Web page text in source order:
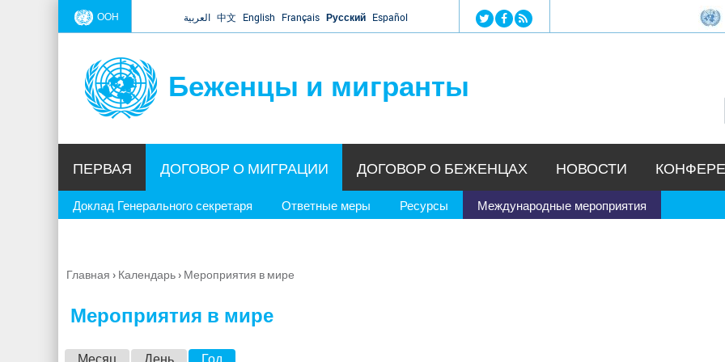
Jump to navigation
ООН العربية 中文 English Français Русский Español
Беженцы и мигранты
ПЕРВАЯ ДОГОВОР О МИГРАЦИИ
Доклад Генерального секретаря Ответные меры Ресурсы Международные мероприятия
ДОГОВОР О БЕЖЕНЦАХ НОВОСТИ
Вы
Главная › Календарь› Мероприятия в мире
Мероприятия в мире